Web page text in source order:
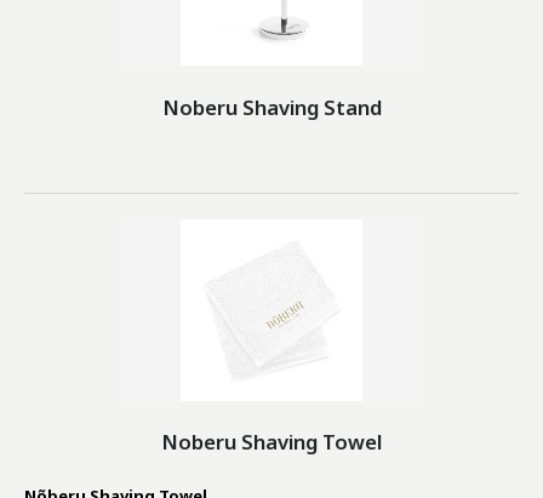
Noberu Shaving Stand
Noberu Shaving Towel